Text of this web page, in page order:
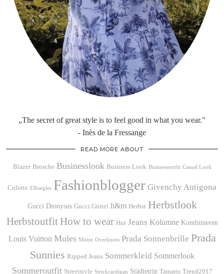
„The secret of great style is to feel good in what you wear."
- Inès de la Fressange
READ MORE ABOUT
Blazer Brosche Businesslook Business Look Businessoutfit Casual Look
Culotte Elbsegler Fashionblogger Givenchy Antigona
Gucci Dionysus Gucci Gürtel h&m Herbst Herbstlook
Herbstoutfit How to wear Hut Jeans Kolumne Kombinieren
Louis Vuitton Mules Mütze Overknees Prada Sonnenbrille Prada
Sunnies Ripped Jeans Sommerkleid Sommerlook
Sommeroutfit Streetstyle Strickcardigan Städtetrip Tamaris Trend2017